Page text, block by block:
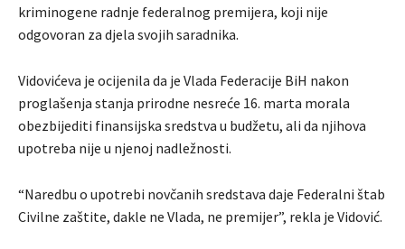
kriminogene radnje federalnog premijera, koji nije
odgovoran za djela svojih saradnika.
Vidovićeva je ocijenila da je Vlada Federacije BiH nakon
proglašenja stanja prirodne nesreće 16. marta morala
obezbijediti finansijska sredstva u budžetu, ali da njihova
upotreba nije u njenoj nadležnosti.
“Naredbu o upotrebi novčanih sredstava daje Federalni štab
Civilne zaštite, dakle ne Vlada, ne premijer”, rekla je Vidović.